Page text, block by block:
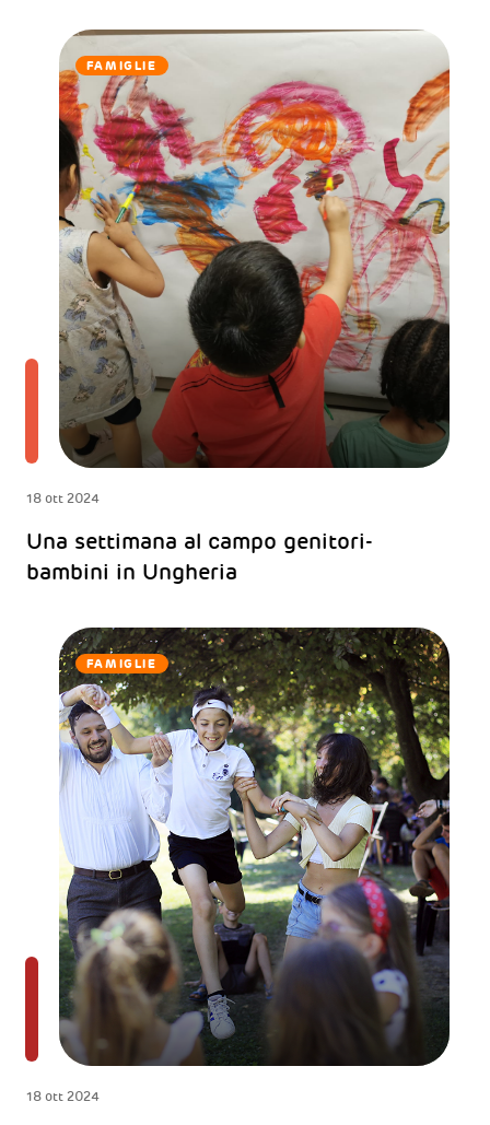
FAMIGLIE
18 ott 2024
Una settimana al campo genitori-
bambini in Ungheria
FAMIGLIE
18 ott 2024